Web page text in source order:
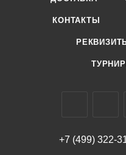
КОНТАКТЫ
+7 (499) 322-